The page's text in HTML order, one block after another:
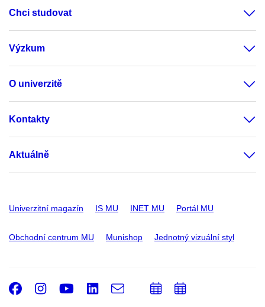
Chci studovat
Výzkum
O univerzitě
Kontakty
Aktuálně
Univerzitní magazín IS MU INET MU Portál MU
Obchodní centrum MU Munishop Jednotný vizuální styl
Facebook
Instagram
Youtube
LinkedIn
e-
PřidatPřidat